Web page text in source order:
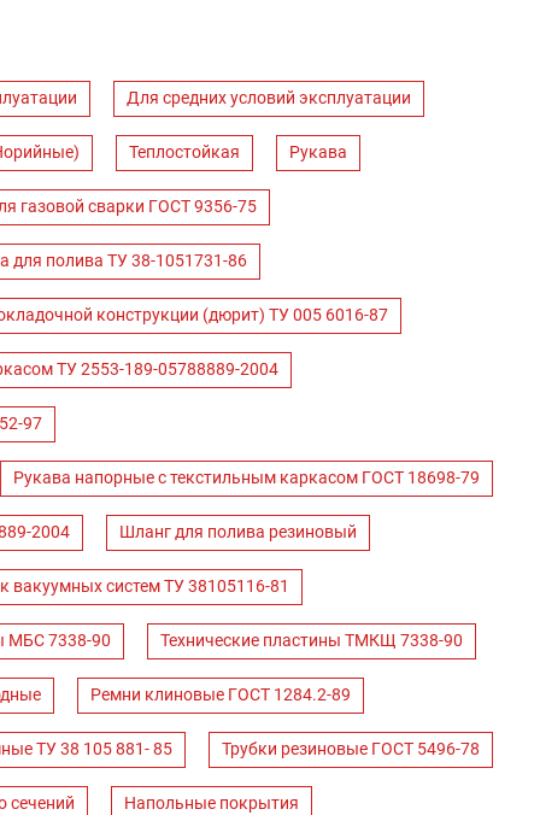
Для средних условий эксплуатации
Теплостойкая Рукава
газовой сварки ГОСТ 9356-75
для полива ТУ 38-1051731-86
конструкции (дюрит) ТУ 005 6016-87
ТУ 2553-189-05788889-2004
97
Рукава напорные с текстильным каркасом ГОСТ 18698-79
2004 Шланг для полива резиновый
вакуумных систем ТУ 38105116-81
МБС 7338-90 Технические пластины ТМКЩ 7338-90
Ремни клиновые ГОСТ 1284.2-89
ТУ 38 105 881- 85 Трубки резиновые ГОСТ 5496-78
сечений Напольные покрытия